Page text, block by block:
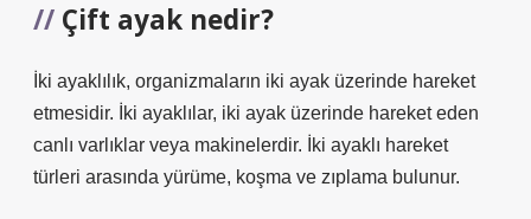
Çift ayak nedir?
İki ayaklılık, organizmaların iki ayak üzerinde hareket
etmesidir. İki ayaklılar, iki ayak üzerinde hareket eden
canlı varlıklar veya makinelerdir. İki ayaklı hareket
türleri arasında yürüme, koşma ve zıplama bulunur.